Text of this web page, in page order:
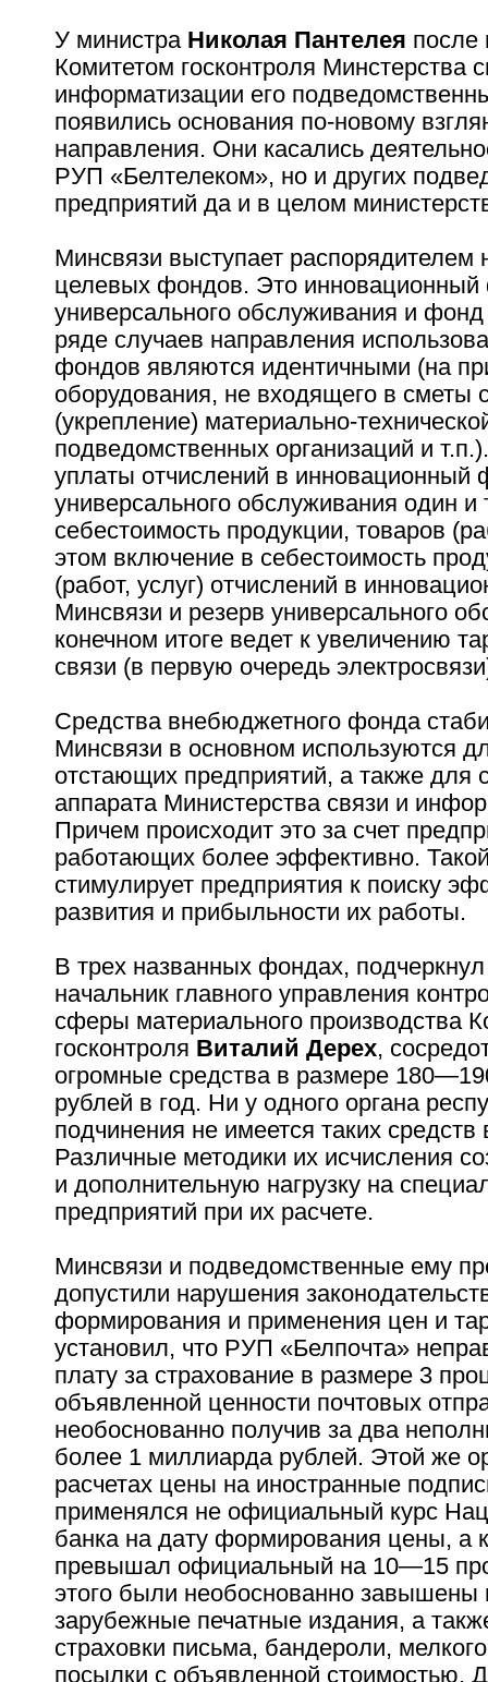
У министра Николая Пантелея после
Комитетом госконтроля Минстерства
информатизации его
появились основания по-новому
направления. Они касались
РУП «Белтелеком», но и других
предприятий да и в целом
Минсвязи выступает распорядителем
целевых фондов. Это инновационный
универсального обслуживания и
ряде случаев направления
фондов являются идентичными (на
оборудования, не входящего в сметы
(укрепление) материально-
подведомственных организаций и
уплаты отчислений в инновационный
универсального обслуживания один и
себестоимость продукции, товаров
этом включение в себестоимость
(работ, услуг) отчислений в
Минсвязи и резерв универсального
конечном итоге ведет к увеличению
связи (в первую очередь
Средства внебюджетного фонда
Минсвязи в основном используются
отстающих предприятий, а также для
аппарата Министерства связи и
Причем происходит это за счет
работающих более эффективно.
стимулирует предприятия к поиску
развития и прибыльности их работы.
В трех названных фондах,
начальник главного управления
сферы материального производства
госконтроля Виталий Дерех,
огромные средства в размере
рублей в год. Ни у одного органа
подчинения не имеется таких
Различные методики их исчисления
и дополнительную нагрузку на
предприятий при их расчете.
Минсвязи и подведомственные ему
допустили нарушения
формирования и применения цен и
установил, что РУП «Белпочта»
плату за страхование в размере 3
объявленной ценности почтовых
необоснованно получив за два
более 1 миллиарда рублей. Этой же
расчетах цены на иностранные
применялся не официальный курс
банка на дату формирования цены, а
превышал официальный на 10—15
этого были необоснованно завышены
зарубежные печатные издания, а
страховки письма, бандероли,
посылки с объявленной стоимостью.